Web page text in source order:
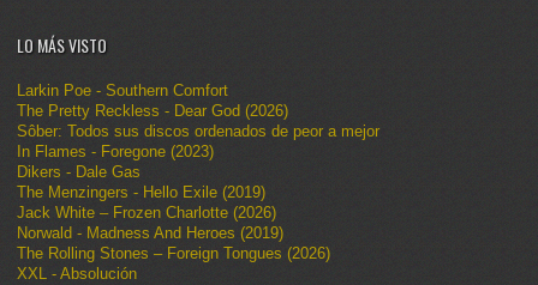
LO MÁS VISTO
Larkin Poe - Southern Comfort
The Pretty Reckless - Dear God (2026)
Sôber: Todos sus discos ordenados de peor a mejor
In Flames - Foregone (2023)
Dikers - Dale Gas
The Menzingers - Hello Exile (2019)
Jack White – Frozen Charlotte (2026)
Norwald - Madness And Heroes (2019)
The Rolling Stones – Foreign Tongues (2026)
XXL - Absolución